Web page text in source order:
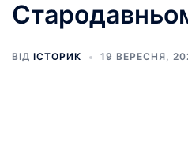
ВІД ІСТОРИК 19 ВЕРЕСНЯ,